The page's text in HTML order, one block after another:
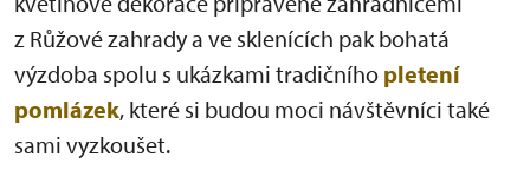
z Růžové zahrady a ve sklenících pak bohatá
výzdoba spolu s ukázkami tradičního pletení
pomlázek, které si budou moci návštěvníci také
sami vyzkoušet.